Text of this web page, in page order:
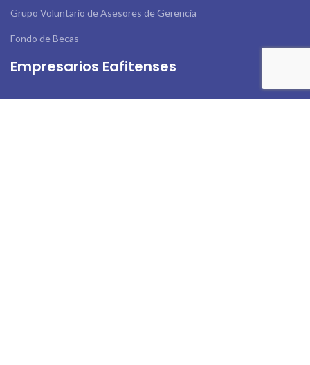
Grupo Voluntario de Asesores de Gerencia
Fondo de Becas
Empresarios Eafitenses